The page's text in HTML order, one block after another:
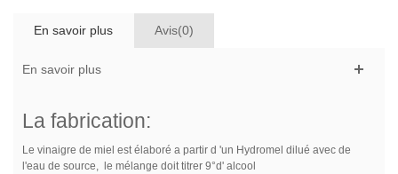
En savoir plus Avis(0)
En savoir plus
La fabrication:
Le vinaigre de miel est élaboré a partir d 'un Hydromel dilué avec de
l'eau de source, le mélange doit titrer 9°d' alcool